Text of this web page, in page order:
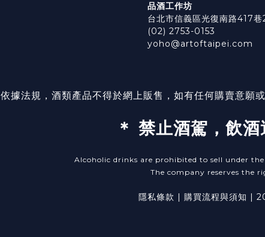
品酒工作坊
台北市信義區光復南路417巷
(02) 2753-0153
yoho@artoftaipei.com
依據法規，酒類產品不得於網上販售，如有任何購賣意願
＊ 禁止酒駕，飲
Alcoholic drinks are prohibited to sell under
The company reserves the
隱私條款 購買流程與須知 |